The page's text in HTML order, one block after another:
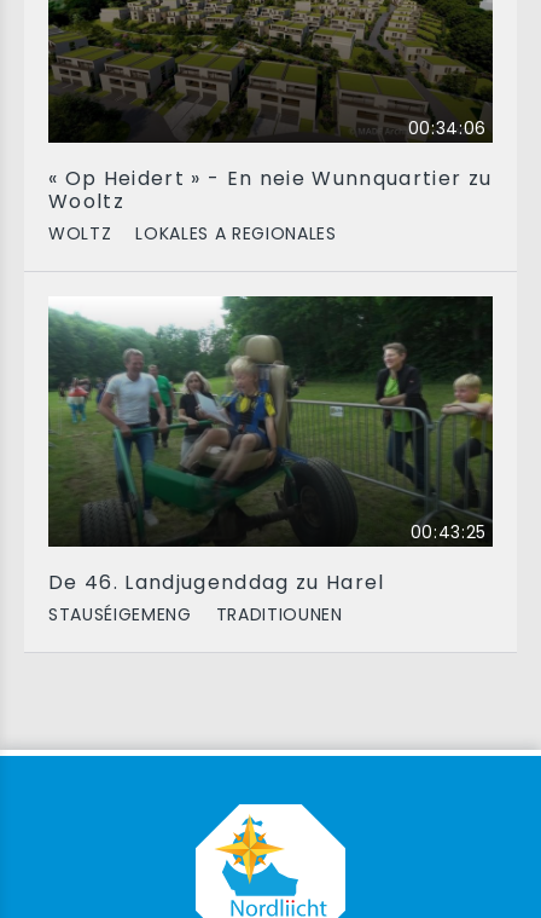
00:34:06
« Op Heidert » - En neie Wunnquartier zu
Wooltz
WOLTZ LOKALES A REGIONALES
00:43:25
De 46. Landjugenddag zu Harel
STAUSÉIGEMENG TRADITIOUNEN